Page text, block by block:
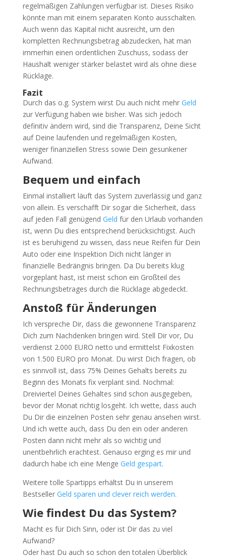
regelmäßigen Zahlungen verfügbar ist. Dieses Risiko
könnte man mit einem separaten Konto ausschalten.
Auch wenn das Kapital nicht ausreicht, um den
kompletten Rechnungsbetrag abzudecken, hat man
immerhin einen ordentlichen Zuschuss, sodass der
Haushalt weniger stärker belastet wird als ohne diese
Rücklage.
Fazit
Durch das o.g. System wirst Du auch nicht mehr Geld
zur Verfügung haben wie bisher. Was sich jedoch
definitiv ändern wird, sind die Transparenz, Deine Sicht
auf Deine laufenden und regelmäßigen Kosten,
weniger finanziellen Stress sowie Dein gesunkener
Aufwand.
Bequem und einfach
Einmal installiert läuft das System zuverlässig und ganz
von allein. Es verschafft Dir sogar die Sicherheit, dass
auf jeden Fall genügend Geld für den Urlaub vorhanden
ist, wenn Du dies entsprechend berücksichtigst. Auch
ist es beruhigend zu wissen, dass neue Reifen für Dein
Auto oder eine Inspektion Dich nicht länger in
finanzielle Bedrängnis bringen. Da Du bereits klug
vorgeplant hast, ist meist schon ein Großteil des
Rechnungsbetrages durch die Rücklage abgedeckt.
Anstoß für Änderungen
Ich verspreche Dir, dass die gewonnene Transparenz
Dich zum Nachdenken bringen wird. Stell Dir vor, Du
verdienst 2.000 EURO netto und ermittelst Fixkosten
von 1.500 EURO pro Monat. Du wirst Dich fragen, ob
es sinnvoll ist, dass 75% Deines Gehalts bereits zu
Beginn des Monats fix verplant sind. Nochmal:
Dreiviertel Deines Gehaltes sind schon ausgegeben,
bevor der Monat richtig losgeht. Ich wette, dass auch
Du Dir die einzelnen Posten sehr genau ansehen wirst.
Und ich wette auch, dass Du den ein oder anderen
Posten dann nicht mehr als so wichtig und
unentbehrlich erachtest. Genauso erging es mir und
dadurch habe ich eine Menge Geld gespart.
Weitere tolle Spartipps erhältst Du in unserem
Bestseller Geld sparen und clever reich werden.
Wie findest Du das System?
Macht es für Dich Sinn, oder ist Dir das zu viel
Aufwand?
Oder hast Du auch so schon den totalen Überblick